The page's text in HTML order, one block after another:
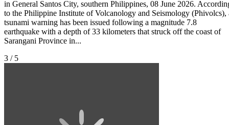
in General Santos City, southern Philippines, 08 June 2026.
to the Philippine Institute of Volcanology and Seismology (Phivolcs),
tsunami warning has been issued following a magnitude 7.8
earthquake with a depth of 33 kilometers that struck off the coast of
Sarangani Province in...
3 / 5